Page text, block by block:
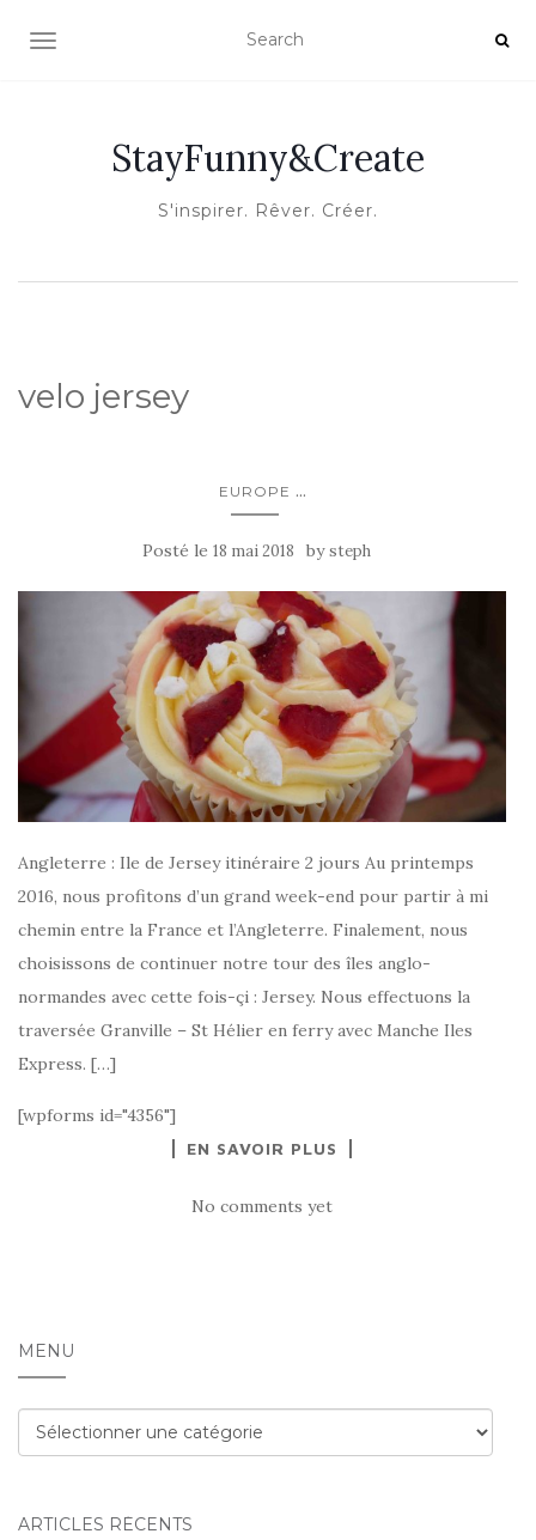
OUVRIR/FERMER LA NAVIGATION
StayFunny&Create
S'inspirer. Rêver. Créer.
velo jersey
EUROPE ...
Posté le 18 mai 2018 bysteph
Angleterre : Ile de Jersey itinéraire 2 jours Au printemps
2016, nous profitons d’un grand week-end pour partir à mi
chemin entre la France et l’Angleterre. Finalement, nous
choisissons de continuer notre tour des îles anglo-
normandes avec cette fois-çi : Jersey. Nous effectuons la
traversée Granville – St Hélier en ferry avec Manche Iles
Express. […]
[wpforms id="4356"]
EN SAVOIR PLUS
No comments yet
MENU
Menu
ARTICLES RÉCENTS